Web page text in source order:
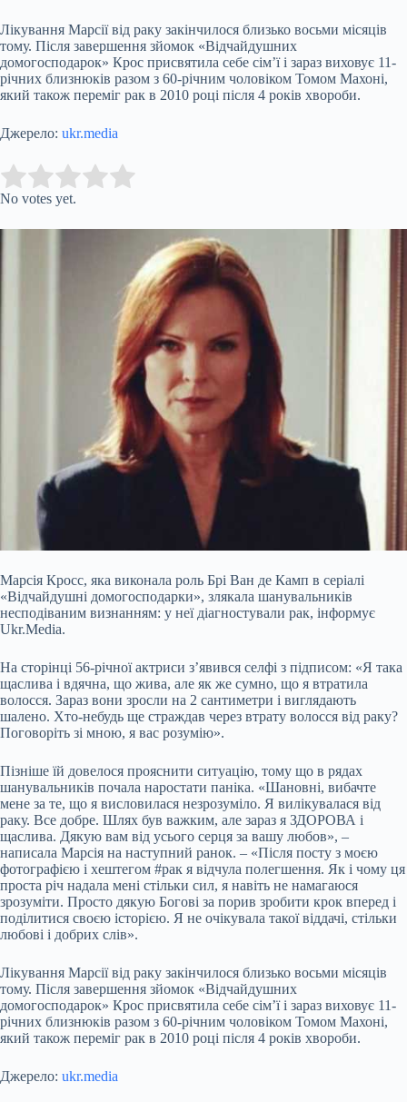
Лікування Марсії від раку закінчилося близько восьми місяців
тому. Після завершення зйомок «Відчайдушних
домогосподарок» Крос присвятила себе сім’ї і зараз виховує 11-
річних близнюків разом з 60-річним чоловіком Томом Махоні,
який також переміг рак в 2010 році після 4 років хвороби.
Джерело: ukr.media
Rate this item:
No votes yet.
Марсія Кросс, яка виконала роль Брі Ван де Камп в серіалі
«Відчайдушні домогосподарки», злякала шанувальників
несподіваним визнанням: у неї діагностували рак, інформує
Ukr.Media.
На сторінці 56-річної актриси з’явився селфі з підписом: «Я така
щаслива і вдячна, що жива, але як же сумно, що я втратила
волосся. Зараз вони зросли на 2 сантиметри і виглядають
шалено. Хто-небудь ще страждав через втрату волосся від раку?
Поговоріть зі мною, я вас розумію».
Пізніше їй довелося прояснити ситуацію, тому що в рядах
шанувальників почала наростати паніка. «Шановні, вибачте
мене за те, що я висловилася незрозуміло. Я вилікувалася від
раку. Все добре. Шлях був важким, але зараз я ЗДОРОВА і
щаслива. Дякую вам від усього серця за вашу любов», –
написала Марсія на наступний ранок. – «Після посту з моєю
фотографією і хештегом #рак я відчула полегшення. Як і чому ця
проста річ надала мені стільки сил, я навіть не намагаюся
зрозуміти. Просто дякую Богові за порив зробити крок вперед і
поділитися своєю історією. Я не очікувала такої віддачі, стільки
любові і добрих слів».
Лікування Марсії від раку закінчилося близько восьми місяців
тому. Після завершення зйомок «Відчайдушних
домогосподарок» Крос присвятила себе сім’ї і зараз виховує 11-
річних близнюків разом з 60-річним чоловіком Томом Махоні,
який також переміг рак в 2010 році після 4 років хвороби.
Джерело: ukr.media